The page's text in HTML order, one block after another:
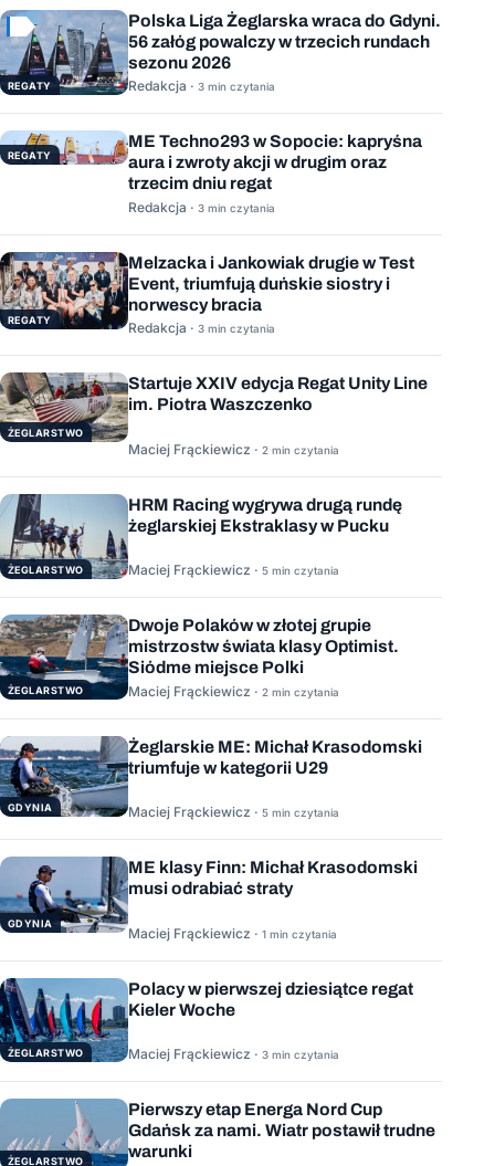
REGATY
Polska Liga Żeglarska wraca do Gdyni.
56 załóg powalczy w trzecich rundach
sezonu 2026
Redakcja · 3 min czytania
REGATY
ME Techno293 w Sopocie: kapryśna
aura i zwroty akcji w drugim oraz
trzecim dniu regat
Redakcja · 3 min czytania
REGATY
Melzacka i Jankowiak drugie w Test
Event, triumfują duńskie siostry i
norwescy bracia
Redakcja · 3 min czytania
ŻEGLARSTWO
Startuje XXIV edycja Regat Unity Line
im. Piotra Waszczenko
Maciej Frąckiewicz · 2 min czytania
ŻEGLARSTWO
HRM Racing wygrywa drugą rundę
żeglarskiej Ekstraklasy w Pucku
Maciej Frąckiewicz · 5 min czytania
ŻEGLARSTWO
Dwoje Polaków w złotej grupie
mistrzostw świata klasy Optimist.
Siódme miejsce Polki
Maciej Frąckiewicz · 2 min czytania
GDYNIA
Żeglarskie ME: Michał Krasodomski
triumfuje w kategorii U29
Maciej Frąckiewicz · 5 min czytania
GDYNIA
ME klasy Finn: Michał Krasodomski
musi odrabiać straty
Maciej Frąckiewicz · 1 min czytania
ŻEGLARSTWO
Polacy w pierwszej dziesiątce regat
Kieler Woche
Maciej Frąckiewicz · 3 min czytania
ŻEGLARSTWO
Pierwszy etap Energa Nord Cup
Gdańsk za nami. Wiatr postawił trudne
warunki